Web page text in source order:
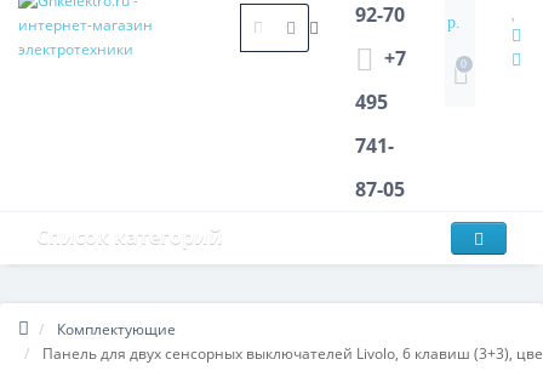
92-70
+7
495
741-
87-05
р.
0
Список категорий
Комплектующие
Панель для двух сенсорных выключателей Livolo, 6 клавиш (3+3),